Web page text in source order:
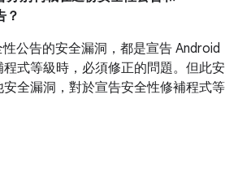
？
公告的安全漏洞，都是宣告 Android
式等級時，必須修正的問題。但此安
全漏洞，對於宣告安全性修補程式等